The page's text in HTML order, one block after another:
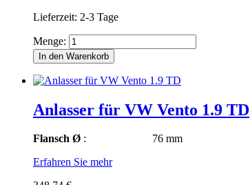
Lieferzeit: 2-3 Tage
Menge:
In den Warenkorb
Anlasser für VW Vento 1.9 TD
Flansch Ø : 76 mm
Erfahren Sie mehr